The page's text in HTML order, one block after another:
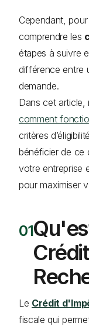
Cependant,
comprendre les
étapes à suivre
différence entre
demande.
Dans cet article,
comment
critères
bénéficier de ce
votre entreprise
pour maximiser
Le Crédit
fiscale qui